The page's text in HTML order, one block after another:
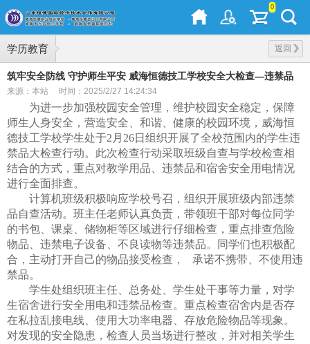
0
学历教育 返回
筑牢安全防线 守护师生平安 威海恒德技工学校安全大检查—违禁品
来源：本站 时间：2025/2/27 14:24:34
为进一步加强校园安全管理，维护校园安全稳定，保障
师生人身安全，营造安全、和谐、健康的校园环境，威海恒
德技工学校学生处于2月26日组织开展了全校范围内的学生违
禁品大检查行动。此次检查行动采取班级自查与学校检查相
结合的方式，重点对教学用品、违禁品和宿舍安全用电情况
进行全面排查。
计算机班级积极响应学校号召，组织开展班级内部违禁
品自查活动。班主任老师认真负责，带领班干部对每位同学
的书包、课桌、储物柜等区域进行仔细检查，重点排查危险
物品、违禁电子设备、不良读物等违禁品。同学们也积极配
合，主动打开自己的物品接受检查，
承诺不携带、不使用违
禁品。
学生处组织班主任、总务处、学生处干事等力量，对学
生宿舍进行安全用电和违禁品检查。重点检查宿舍内是否存
在私拉乱接电线、使用大功率电器、存放危险物品等现象。
对发现的安全隐患，检查人员当场进行整改，并对相关学生